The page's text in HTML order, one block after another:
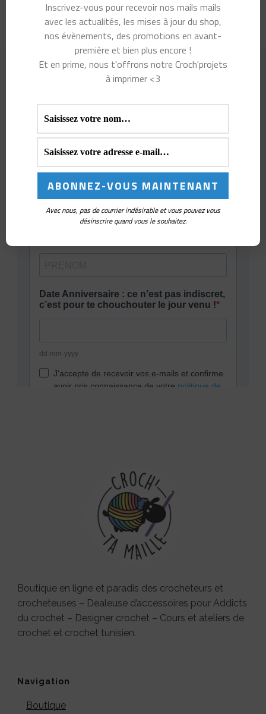
Boutique en ligne et paradis des crocheteurs et
crocheteuses – Dealeuse d’accessoires pour Addicts
du crochet – Designer crochet – Cours et ateliers de
crochet et crochet tunisien.
Navigation
Boutique
Inscrivez-vous pour recevoir nos mails mails
avec les actualités, les mises à jour du shop,
nos évènements, des promotions en avant-
première et bien plus encore !
Et en prime, nous t'offrons notre Croch'projets
à imprimer <3
Avec nous, pas de courrier indésirable et vous pouvez vous
désinscrire quand vous le souhaitez.